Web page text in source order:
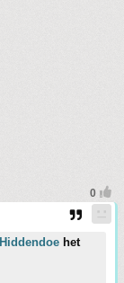
Hiddendoe het